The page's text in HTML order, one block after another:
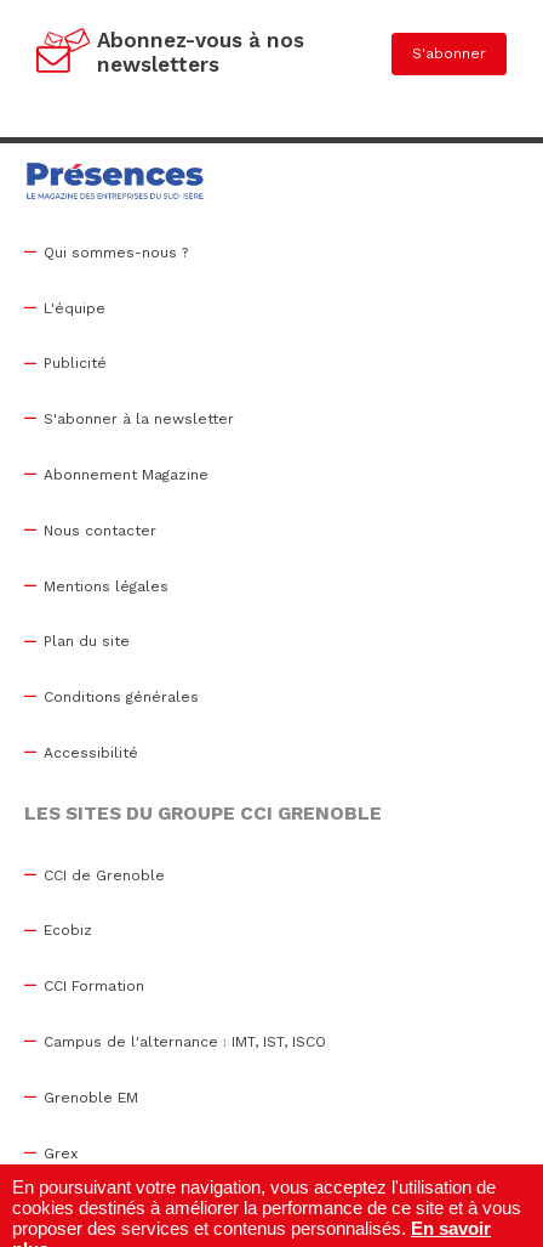
Abonnez-vous à nos
newsletters
S'abonner
Qui sommes-nous ?
L'équipe
Publicité
S'abonner à la newsletter
Abonnement Magazine
Nous contacter
Mentions légales
Plan du site
Conditions générales
Accessibilité
LES SITES DU GROUPE CCI GRENOBLE
CCI de Grenoble
Ecobiz
CCI Formation
Campus de l'alternance : IMT, IST, ISCO
Grenoble EM
Grex
WTC Grenoble
En poursuivant votre navigation, vous acceptez l'utilisation de
cookies destinés à améliorer la performance de ce site et à vous
proposer des services et contenus personnalisés. En savoir